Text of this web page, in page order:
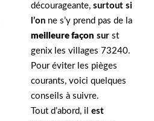
décourageante, surtout si
l’on ne s’y prend pas de la
meilleure façon sur st
genix les villages 73240.
Pour éviter les pièges
courants, voici quelques
conseils à suivre.
Tout d’abord, il est